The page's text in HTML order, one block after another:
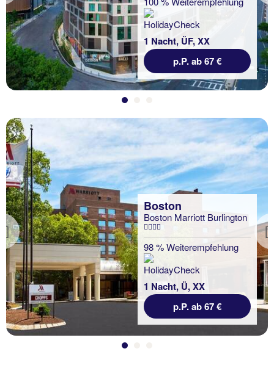
1 Nacht, ÜF, XX
p.P. ab 67 €
Previous
Boston
Boston Marriott Burlington
98 % Weiterempfehlung
1 Nacht, Ü, XX
p.P. ab 67 €